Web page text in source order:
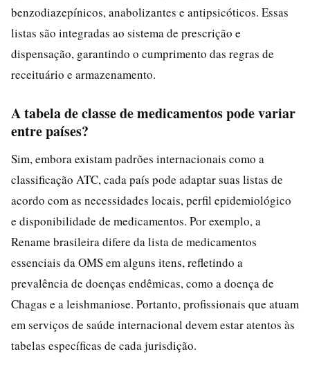
benzodiazepínicos, anabolizantes e antipsicóticos. Essas
listas são integradas ao sistema de prescrição e
dispensação, garantindo o cumprimento das regras de
receituário e armazenamento.
A tabela de classe de medicamentos pode variar
entre países?
Sim, embora existam padrões internacionais como a
classificação ATC, cada país pode adaptar suas listas de
acordo com as necessidades locais, perfil epidemiológico
e disponibilidade de medicamentos. Por exemplo, a
Rename brasileira difere da lista de medicamentos
essenciais da OMS em alguns itens, refletindo a
prevalência de doenças endêmicas, como a doença de
Chagas e a leishmaniose. Portanto, profissionais que atuam
em serviços de saúde internacional devem estar atentos às
tabelas específicas de cada jurisdição.